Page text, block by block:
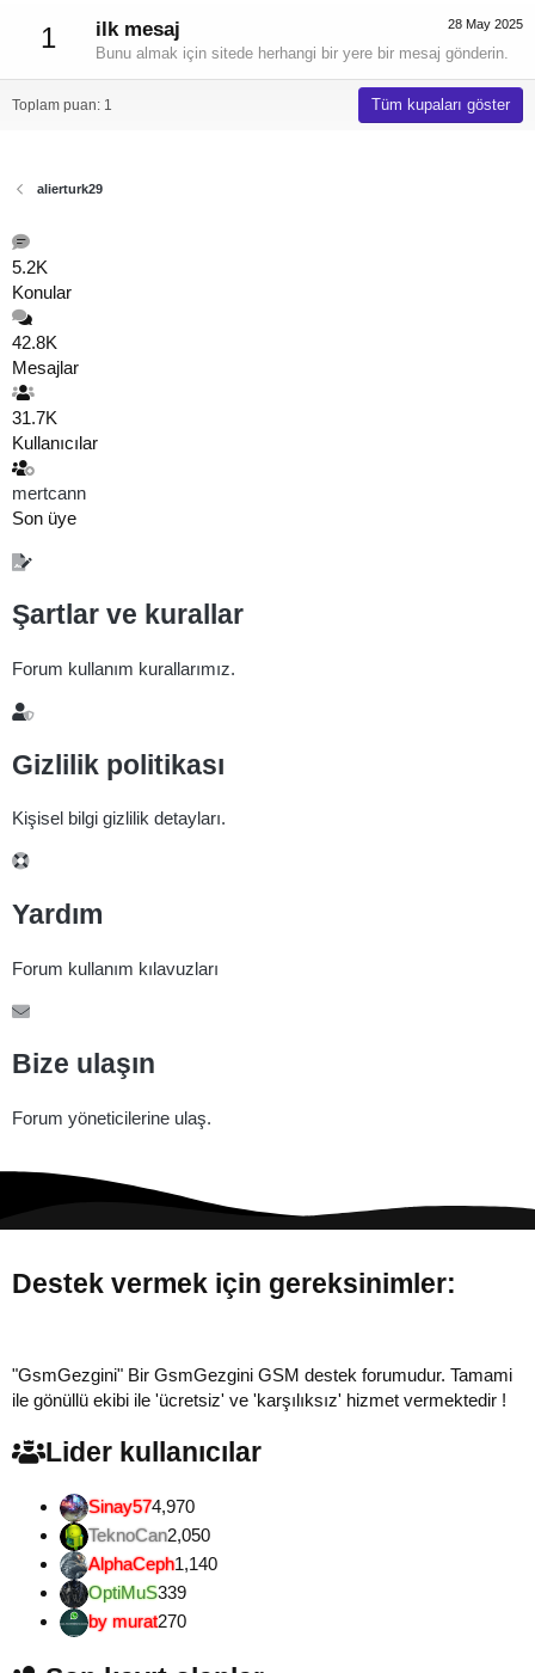
1 28 May 2025
ilk mesaj
Bunu almak için sitede herhangi bir yere bir mesaj gönderin.
Toplam puan: 1 Tüm kupaları göster
alierturk29
5.2K
Konular
42.8K
Mesajlar
31.7K
Kullanıcılar
mertcann
Son üye
Şartlar ve kurallar
Forum kullanım kurallarımız.
Gizlilik politikası
Kişisel bilgi gizlilik detayları.
Yardım
Forum kullanım kılavuzları
Bize ulaşın
Forum yöneticilerine ulaş.
Destek vermek için gereksinimler:
"GsmGezgini" Bir GsmGezgini GSM destek forumudur. Tamami
ile gönüllü ekibi ile 'ücretsiz' ve 'karşılıksız' hizmet vermektedir !
Lider kullanıcılar
Sinay574,970
TeknoCan2,050
AlphaCeph1,140
OptiMuS339
by murat270